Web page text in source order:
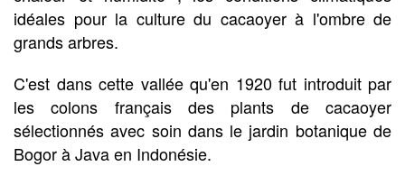
idéales pour la culture du cacaoyer à l'ombre de
grands arbres.
C'est dans cette vallée qu'en 1920 fut introduit par
les colons français des plants de cacaoyer
sélectionnés avec soin dans le jardin botanique de
Bogor à Java en Indonésie.